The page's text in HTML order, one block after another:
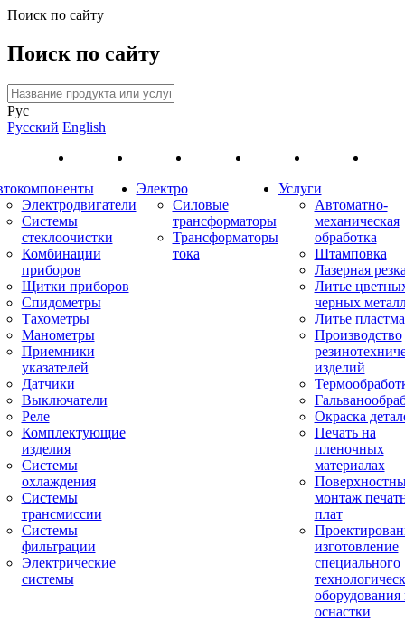
Поиск по сайту
Поиск по сайту
Рус
Русский English
Электродвигатели
Системы
стеклоочистки
Комбинации
приборов
Щитки приборов
Спидометры
Тахометры
Манометры
Приемники
указателей
Датчики
Выключатели
Реле
Комплектующие
изделия
Системы
охлаждения
Системы
трансмиссии
Системы
фильтрации
Электрические
системы
Электро
Силовые
трансформаторы
Трансформаторы
тока
Услуги
Автоматно-
механическая
обработка
Штамповка
Лазерная
Литье
черных
Литье
Производство
изделий
Окраска
Печать на
пленочных
материалах
монтаж
плат
изготовление
специального
оборудования
оснастки